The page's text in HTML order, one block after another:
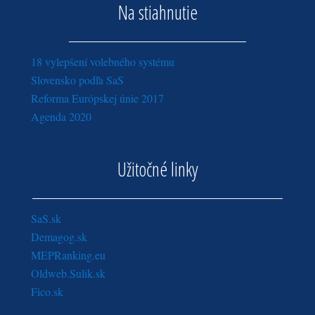
Na stiahnutie
18 vylepšení volebného systému
Slovensko podľa SaS
Reforma Európskej únie 2017
Agenda 2020
Užitočné linky
SaS.sk
Demagog.sk
MEPRanking.eu
Oldweb.Sulik.sk
Fico.sk